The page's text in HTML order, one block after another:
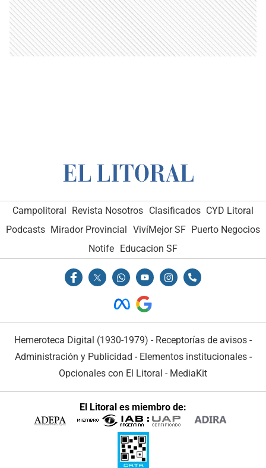
Campolitoral Revista Nosotros Clasificados CYD Litoral
Podcasts Mirador Provincial VivíMejor SF Puerto Negocios
Notife Educacion SF
Hemeroteca Digital (1930-1979) - Receptorías de avisos -
Administración y Publicidad - Elementos institucionales-
Opcionales con El Litoral - MediaKit
El Litoral es miembro de: